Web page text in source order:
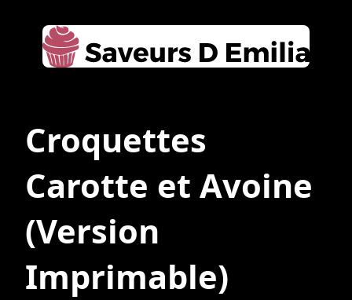
Croquettes
Carotte et Avoine
(Version
Imprimable)